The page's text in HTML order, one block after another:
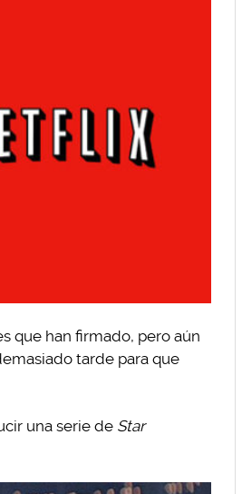
que han firmado, pero aún
tarde para que
una serie de Star